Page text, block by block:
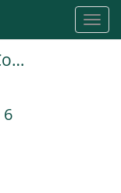
Lote de plazas en Venta en Cornella De Llobregat en ALMEDA torns
6